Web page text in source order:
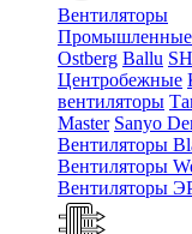
Вентиляторы
Промышленные
Ostberg Ballu
Центробежные
вентиляторы
Master Sanyo
Вентиляторы
Вентиляторы
Вентиляторы